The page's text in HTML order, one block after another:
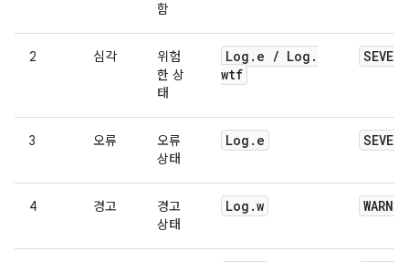
함
2 심각
위험
한 상
태
Log . e / Log .
wtf
SEVERE
3 오류
오류
상태
Log . e SEVERE
4 경고
경고
상태
Log .w